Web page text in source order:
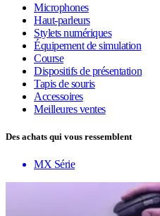
Microphones
Haut-parleurs
Stylets numériques
Équipement de simulation
Course
Dispositifs de présentation
Tapis de souris
Accessoires
Meilleures ventes
Des achats qui vous ressemblent
MX Série